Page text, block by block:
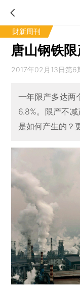
财新周刊
唐山钢铁
2017年02月13日第6
一年限产多达两
6.8%。限产不
是如何产生的？